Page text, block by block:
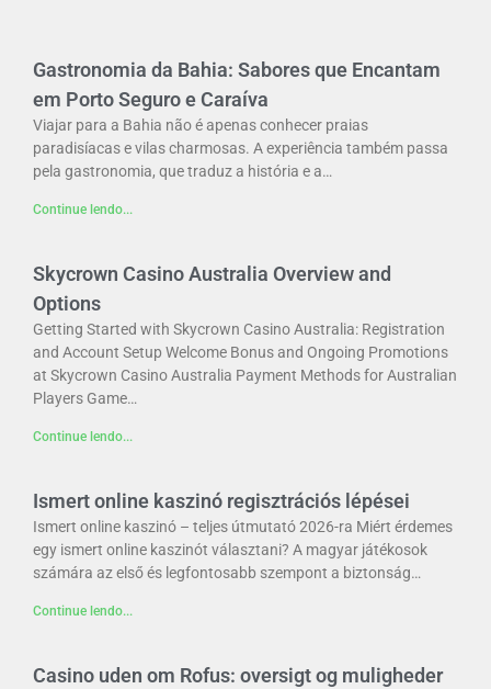
Gastronomia da Bahia: Sabores que Encantam
em Porto Seguro e Caraíva
Viajar para a Bahia não é apenas conhecer praias
paradisíacas e vilas charmosas. A experiência também passa
pela gastronomia, que traduz a história e a…
Continue lendo...
Skycrown Casino Australia Overview and
Options
Getting Started with Skycrown Casino Australia: Registration
and Account Setup Welcome Bonus and Ongoing Promotions
at Skycrown Casino Australia Payment Methods for Australian
Players Game…
Continue lendo...
Ismert online kaszinó regisztrációs lépései
Ismert online kaszinó – teljes útmutató 2026-ra Miért érdemes
egy ismert online kaszinót választani? A magyar játékosok
számára az első és legfontosabb szempont a biztonság…
Continue lendo...
Casino uden om Rofus: oversigt og muligheder